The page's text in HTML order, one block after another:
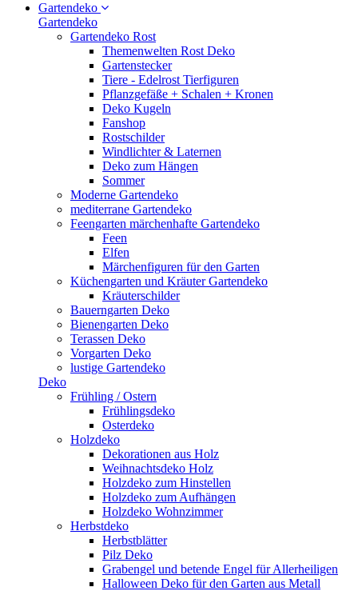
Gartendeko
Gartendeko
Gartendeko Rost
Themenwelten Rost Deko
Gartenstecker
Tiere - Edelrost Tierfiguren
Pflanzgefäße + Schalen + Kronen
Deko Kugeln
Fanshop
Rostschilder
Windlichter & Laternen
Deko zum Hängen
Sommer
Moderne Gartendeko
mediterrane Gartendeko
Feengarten märchenhafte Gartendeko
Feen
Elfen
Märchenfiguren für den Garten
Küchengarten und Kräuter Gartendeko
Kräuterschilder
Bauerngarten Deko
Bienengarten Deko
Terassen Deko
Vorgarten Deko
lustige Gartendeko
Deko
Frühling / Ostern
Frühlingsdeko
Osterdeko
Holzdeko
Dekorationen aus Holz
Weihnachtsdeko Holz
Holzdeko zum Hinstellen
Holzdeko zum Aufhängen
Holzdeko Wohnzimmer
Herbstdeko
Herbstblätter
Pilz Deko
Grabengel und betende Engel für Allerheiligen
Halloween Deko für den Garten aus Metall